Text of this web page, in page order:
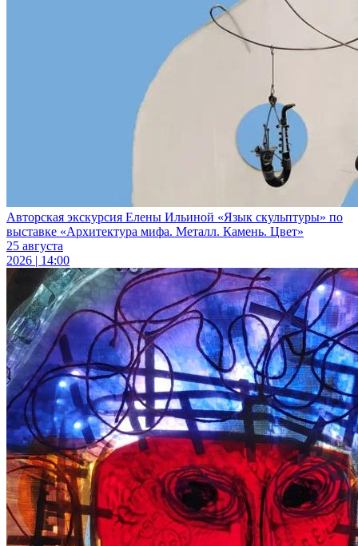
Авторская экскурсия Елены Ильиной «Язык скульптуры» по
выставке «Архитектура мифа. Металл. Камень. Цвет»
25 августа
2026 | 14:00